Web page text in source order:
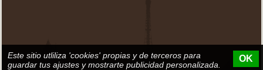
Este sitio utliliza 'cookies' propias y de terceros para
guardar tus ajustes y mostrarte publicidad personalizada.
OK